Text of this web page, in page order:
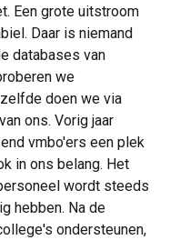
Een grote uitstroom
Daar is niemand
databases van
we
doen we via
ons. Vorig jaar
vmbo'ers een plek
in ons belang. Het
wordt steeds
hebben. Na de
ondersteunen,